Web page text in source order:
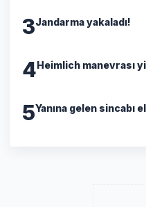
3Jandarma yakaladı!
4 Heimlich manevrası
5Yanına gelen sincabı